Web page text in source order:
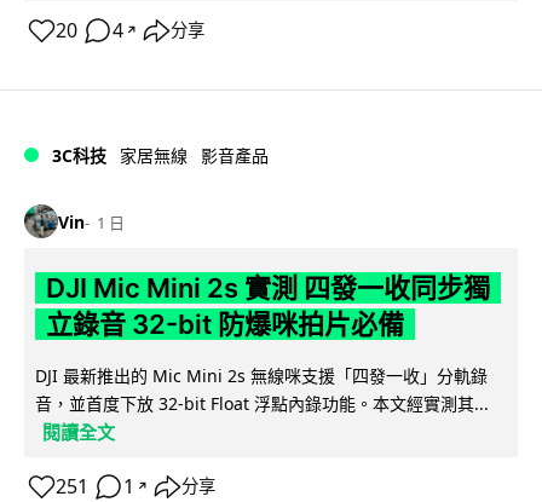
20 4 ↗ 分享
3C科技 家居無線 影音產品
Vin 1 日
DJI Mic Mini 2s 實測 四發一收同步獨
立錄音 32-bit 防爆咪拍片必備
DJI 最新推出的 Mic Mini 2s 無線咪支援「四發一收」分軌錄
音，並首度下放 32-bit Float 浮點內錄功能。本文經實測其...
閱讀全文
251 1 ↗ 分享